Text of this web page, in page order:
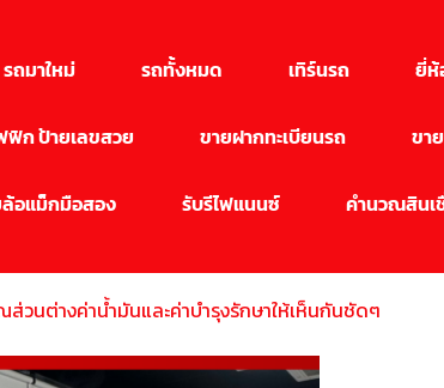
รถมาใหม่ รถทั้งหมด เทิร์นรถ ยี่ห้
ฟิก ป้ายเลขสวย ขายฝากทะเบียนรถ ขา
อแม็กมือสอง รับรีไฟแนนซ์ คำนวณสินเ
วนต่างค่าน้ำมันและค่าบำรุงรักษาให้เห็นกันชัดๆ